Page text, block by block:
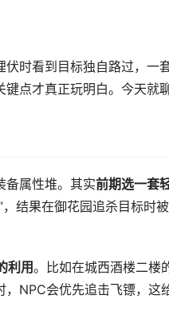
时看到目标独自路过，一
点才真正玩明白。今天就
备属性堆。其实前期选一套
结果在御花园追杀目标时
利用。比如在城西酒楼二楼
NPC会优先追击飞镖，这